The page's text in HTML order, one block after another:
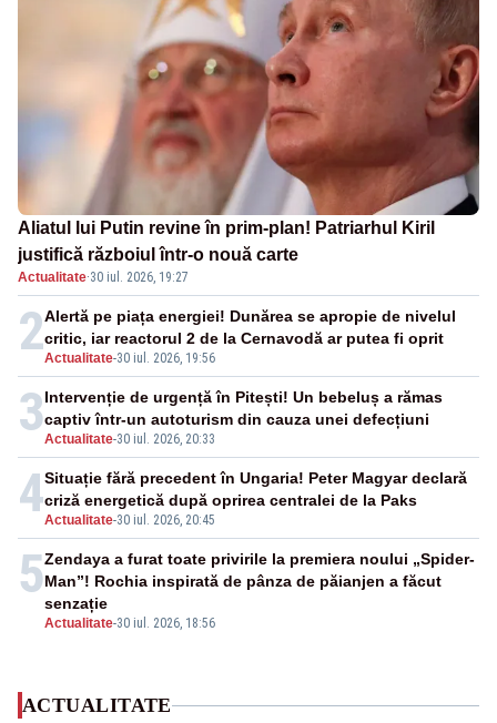
Aliatul lui Putin revine în prim-plan! Patriarhul Kiril
justifică războiul într-o nouă carte
Actualitate·30 iul. 2026, 19:27
2Actualitate-30 iul. 2026, 19:56
Alertă pe piața energiei! Dunărea se apropie de nivelul
critic, iar reactorul 2 de la Cernavodă ar putea fi oprit
3Actualitate-30 iul. 2026, 20:33
Intervenție de urgență în Pitești! Un bebeluș a rămas
captiv într-un autoturism din cauza unei defecțiuni
4Actualitate-30 iul. 2026, 20:45
Situație fără precedent în Ungaria! Peter Magyar declară
criză energetică după oprirea centralei de la Paks
5
Actualitate-30 iul. 2026, 18:56
Zendaya a furat toate privirile la premiera noului „Spider-
Man”! Rochia inspirată de pânza de păianjen a făcut
senzație
ACTUALITATE